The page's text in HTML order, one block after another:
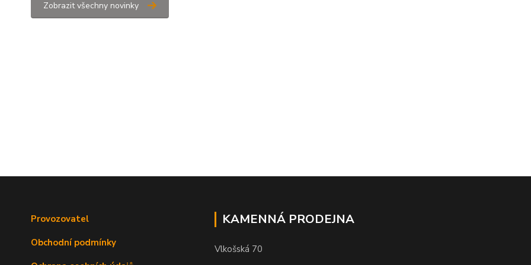
Zobrazit všechny novinky
Provozovatel
Obchodní podmínky
KAMENNÁ PRODEJNA
Vlkošská 70